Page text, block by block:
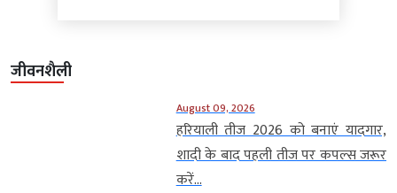
जीवनशैली
August 09, 2026
हरियाली तीज 2026 को बनाएं यादगार,
शादी के बाद पहली तीज पर कपल्स जरूर
करें...